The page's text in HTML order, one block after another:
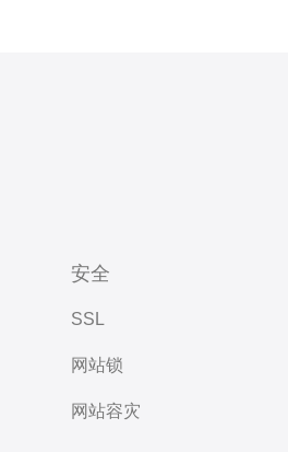
安全
SSL
网站锁
网站容灾